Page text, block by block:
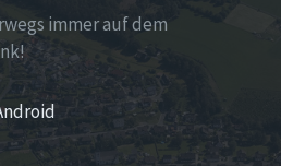
immer auf dem